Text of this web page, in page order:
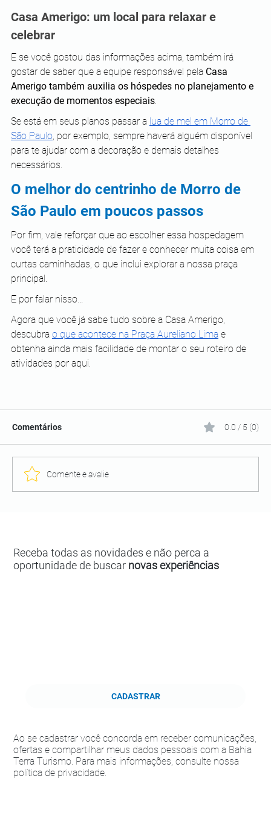
Casa Amerigo: um local para relaxar e
celebrar
E se você gostou das informações acima, também irá
gostar de saber que a equipe responsável pela Casa
Amerigo também auxilia os hóspedes no planejamento e
execução de momentos especiais.
Se está em seus planos passar a lua de mel em Morro de
São Paulo, por exemplo, sempre haverá alguém disponível
para te ajudar com a decoração e demais detalhes
necessários.
O melhor do centrinho de Morro de
São Paulo em poucos passos
Por fim, vale reforçar que ao escolher essa hospedagem
você terá a praticidade de fazer e conhecer muita coisa em
curtas caminhadas, o que inclui explorar a nossa praça
principal.
E por falar nisso…
Agora que você já sabe tudo sobre a Casa Amerigo,
descubra o que acontece na Praça Aureliano Lima e
obtenha ainda mais facilidade de montar o seu roteiro de
atividades por aqui.
Comentários 0.0 / 5 (0)
Comente e avalie
Receba todas as novidades e não perca a
oportunidade de buscar novas experiências
CADASTRAR
Ao se cadastrar você concorda em receber comunicações,
ofertas e compartilhar meus dados pessoais com a Bahia
Terra Turismo. Para mais informações, consulte nossa
política de privacidade.